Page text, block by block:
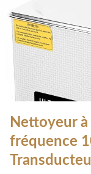
Nettoyeur
fréquence